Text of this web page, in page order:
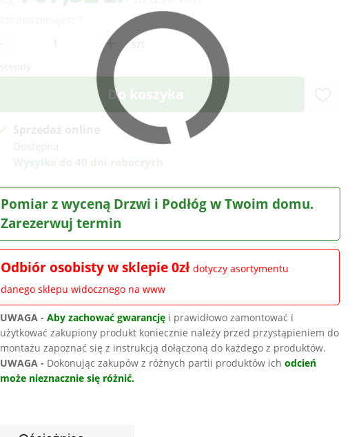
+
szt
Do koszyka
Pomiar z wyceną Drzwi i Podłóg w Twoim domu.
Zarezerwuj termin
Odbiór osobisty w sklepie 0złdotyczy asortymentu
danego sklepu widocznego na www
UWAGA -Aby zachować gwarancję i prawidłowo zamontować i
użytkować zakupiony produkt koniecznie należy przed przystąpieniem do
montażu zapoznać się z instrukcją dołączoną do każdego z produktów.
UWAGA - Dokonując zakupów z różnych partii produktów ichodcień
może nieznacznie się różnić.